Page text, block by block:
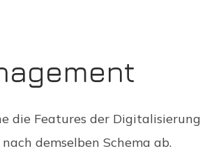
die Features der Digitalisierung
demselben Schema ab.